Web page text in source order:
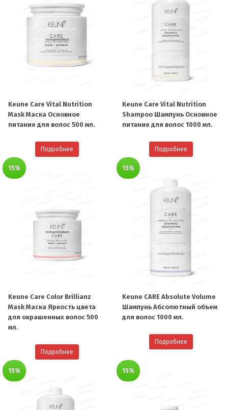
Keune Care Vital Nutrition
Mask Маска Основное
питание для волос 500 мл.
Подробнее
Keune Care Vital Nutrition
Shampoo Шампунь Основное
питание для волос 1000 мл.
Подробнее
15%
Keune Care Color Brillianz
Mask Маска Яркость цвета
для окрашенных волос 500
мл.
Подробнее
15%
Keune CARE Absolute Volume
Шампунь Абсолютный объем
для волос 1000 мл.
Подробнее
15% 15%